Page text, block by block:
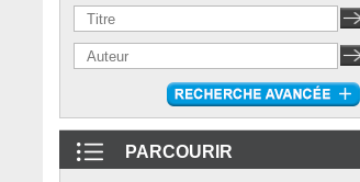
PARCOURIR